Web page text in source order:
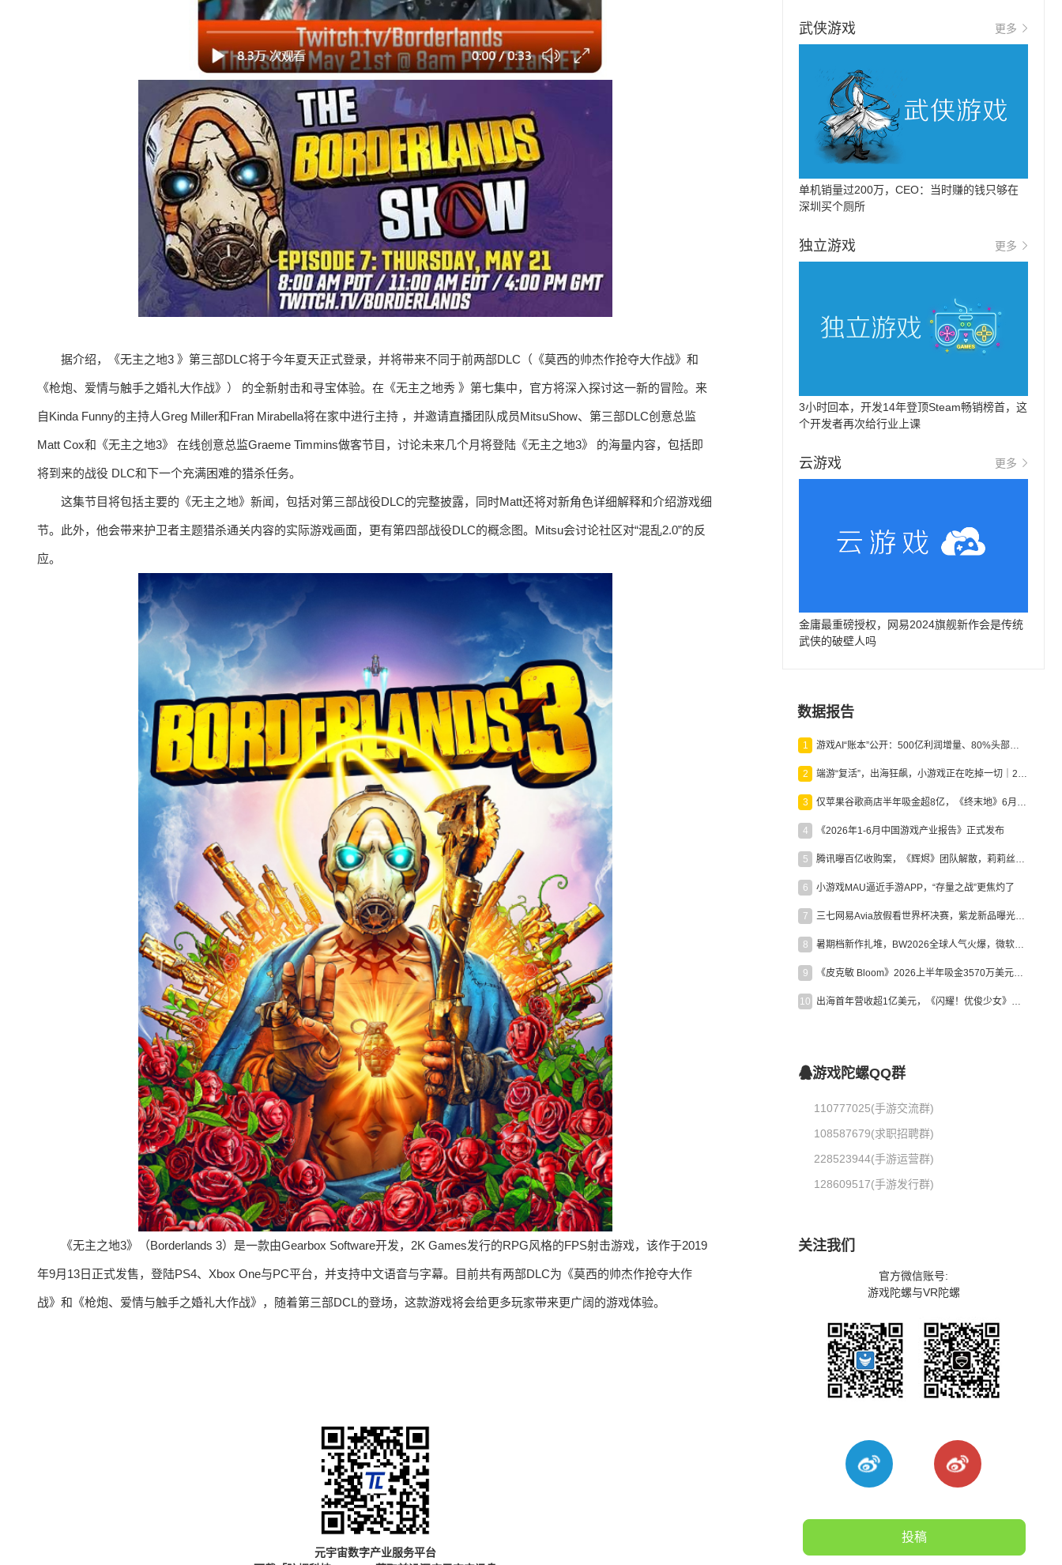
据介绍，《无主之地3 》第三部DLC将于今年夏天正式登录，并将带来不同于前两部DLC（《莫西的帅杰作抢夺大作战》和
《枪炮、爱情与触手之婚礼大作战》） 的全新射击和寻宝体验。在《无主之地秀 》第七集中，官方将深入探讨这一新的冒险。来
自Kinda Funny的主持人Greg Miller和Fran Mirabella将在家中进行主持 ，并邀请直播团队成员MitsuShow、第三部DLC创意总监
Matt Cox和《无主之地3》 在线创意总监Graeme Timmins做客节目，讨论未来几个月将登陆《无主之地3》 的海量内容，包括即
将到来的战役 DLC和下一个充满困难的猎杀任务。
这集节目将包括主要的《无主之地》新闻，包括对第三部战役DLC的完整披露，同时Matt还将对新角色详细解释和介绍游戏细
节。此外，他会带来护卫者主题猎杀通关内容的实际游戏画面，更有第四部战役DLC的概念图。Mitsu会讨论社区对“混乱2.0”的反
应。
《无主之地3》（Borderlands 3）是一款由Gearbox Software开发，2K Games发行的RPG风格的FPS射击游戏，该作于2019
年9月13日正式发售，登陆PS4、Xbox One与PC平台，并支持中文语音与字幕。目前共有两部DLC为《莫西的帅杰作抢夺大作
战》和《枪炮、爱情与触手之婚礼大作战》，随着第三部DCL的登场，这款游戏将会给更多玩家带来更广阔的游戏体验。
元宇宙数字产业服务平台
武侠游戏 更多
单机销量过200万，CEO：当时赚的钱只够在
深圳买个厕所
独立游戏 更多
3小时回本，开发14年登顶Steam畅销榜首，这
个开发者再次给行业上课
云游戏 更多
金庸最重磅授权，网易2024旗舰新作会是传统
武侠的破壁人吗
数据报告
1 游戏AI“账本”公开：500亿利润增量、80%头部入局，谁在闷声发财？
2 端游“复活”，出海狂飙，小游戏正在吃掉一切｜2026上半年产业报告
3 仅苹果谷歌商店半年吸金超8亿，《终末地》6月份收入显著回暖
4 《2026年1-6月中国游戏产业报告》正式发布
5 腾讯曝百亿收购案，《辉烬》团队解散，莉莉丝新作曝光｜陀螺周报
6 小游戏MAU逼近手游APP，“存量之战”更焦灼了
7 三七网易Avia放假看世界杯决赛，紫龙新品曝光，米哈游新作上线 | 陀螺周报
8 暑期档新作扎堆，BW2026全球人气火爆，微软XBOX大裁员|陀螺周报
9 《皮克敏 Bloom》2026上半年吸金3570万美元，中国台湾成最大市场
10 出海首年营收超1亿美元，《闪耀！优俊少女》美国市场占比达七成
游戏陀螺QQ群
110777025(手游交流群)
108587679(求职招聘群)
228523944(手游运营群)
128609517(手游发行群)
关注我们
官方微信账号:
游戏陀螺与VR陀螺
投稿